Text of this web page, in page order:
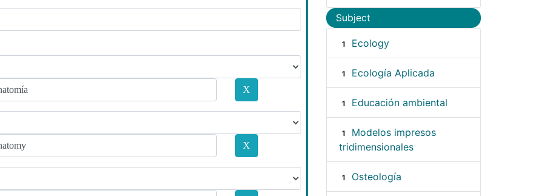
Subject
1 Ecology
1 Ecología Aplicada
1 Educación ambiental
1
Modelos impresos
tridimensionales
1 Osteología